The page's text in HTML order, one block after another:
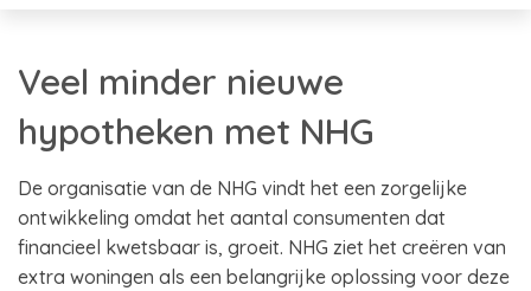
Veel minder nieuwe
hypotheken met NHG
De organisatie van de NHG vindt het een zorgelijke
ontwikkeling omdat het aantal consumenten dat
financieel kwetsbaar is, groeit. NHG ziet het creëren van
extra woningen als een belangrijke oplossing voor deze